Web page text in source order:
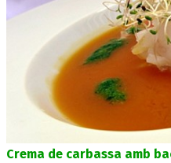
Crema de carbassa amb